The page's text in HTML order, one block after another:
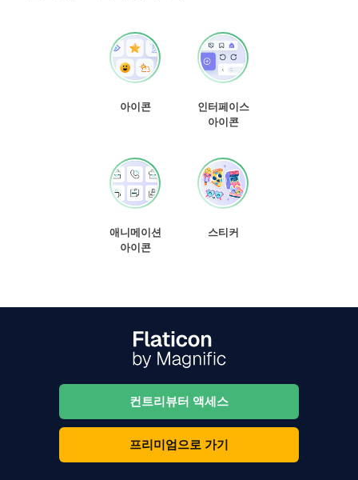
아이콘
인터페이스
아이콘
애니메이션
아이콘
스티커
컨트리뷰터 액세스
프리미엄으로 가기